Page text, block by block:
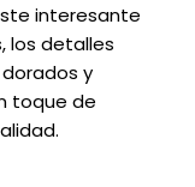
interesante
los detalles
y
toque de